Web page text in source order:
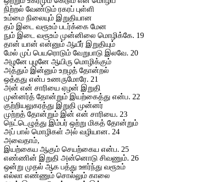
நிற்றல் வேண்டும் ரகரப் புள்ளி
உம்மை நிலையும் இறுதியான
தம் இடை வரூஉம் படர்க்கை மேன
நும் இடை வரூஉம் முன்னிலை மொழிக்கே. 19
தான் யான் என்னும் ஆயீர் இறுதியும்
மேல் முப் பெயரொடும் வேறுபாடு இலவே. 20
அழனே புழனே ஆயிரு மொழிக்கும்
அத்தும் இன்னும் உறழத் தோன்றல்
ஒத்தது என்ப உணருமோரே. 21
அன் என் சாரியை ஏழன் இறுதி
முன்னர்த் தோன்றும் இயற்கைத்து என்ப. 22
குற்றியலுகரத்து இறுதி முன்னர்
முற்றத் தோன்றும் இன் என் சாரியை. 23
நெட்டெழுத்து இம்பர் ஒற்று மிகத் தோன்றும்
அப் பால் மொழிகள் அல் வழியான. 24
அவைதாம்,
இயற்கைய ஆகும் செயற்கைய என்ப. 25
எண்ணின் இறுதி அன்னொடு சிவணும். 26
ஒன்று முதல் ஆக பத்து ஊர்ந்து வரூஉம்
எல்லா எண்ணும் சொல்லும் காலை